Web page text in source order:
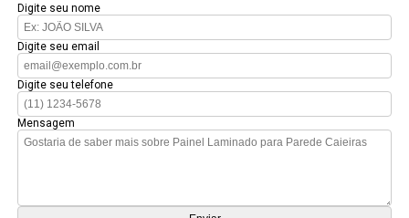
Digite seu nome
Digite seu email
Digite seu telefone
Mensagem